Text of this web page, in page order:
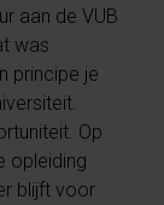
aan de VUB
was
principe je
Op
opleiding
blijft voor